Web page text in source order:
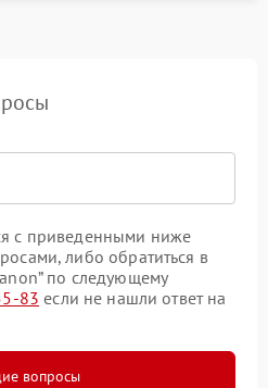
с приведенными ниже
либо обратиться в
по следующему
83 если не нашли ответ на
вопросы